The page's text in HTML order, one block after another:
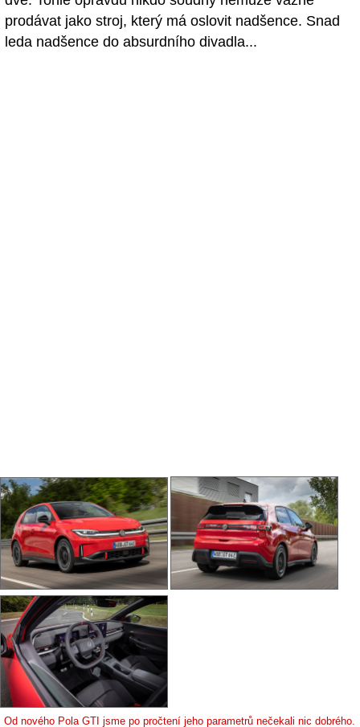
prodávat jako stroj, který má oslovit nadšence. Snad
leda nadšence do absurdního divadla...
Od nového Pola GTI jsme po pročtení jeho parametrů nečekali nic dobrého.